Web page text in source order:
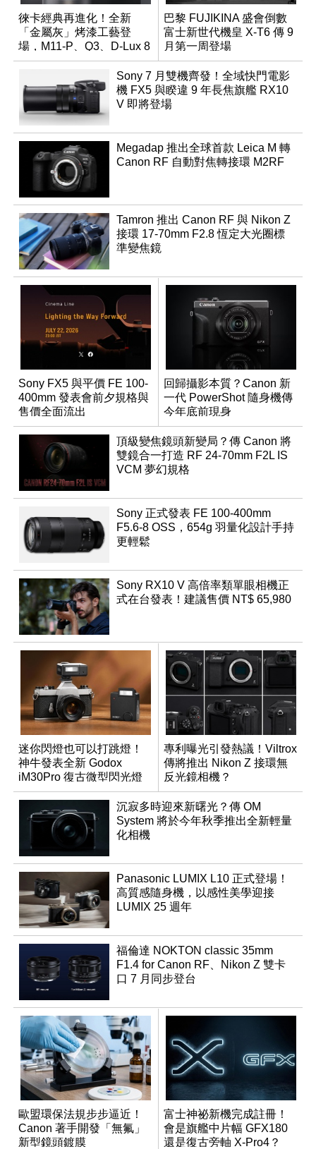
徠卡經典再進化！全新
「金屬灰」烤漆工藝登
場，M11-P、Q3、D-Lux 8
領銜換裝
巴黎 FUJIKINA 盛會倒數
富士新世代機皇 X-T6 傳 9
月第一周登場
Sony 7 月雙機齊發！全域快門電影
機 FX5 與睽違 9 年長焦旗艦 RX10
V 即將登場
Megadap 推出全球首款 Leica M 轉
Canon RF 自動對焦轉接環 M2RF
Tamron 推出 Canon RF 與 Nikon Z
接環 17-70mm F2.8 恆定大光圈標
準變焦鏡
Sony FX5 與平價 FE 100-
400mm 發表會前夕規格與
售價全面流出
回歸攝影本質？Canon 新
一代 PowerShot 隨身機傳
今年底前現身
頂級變焦鏡頭新變局？傳 Canon 將
雙鏡合一打造 RF 24-70mm F2L IS
VCM 夢幻規格
Sony 正式發表 FE 100-400mm
F5.6-8 OSS，654g 羽量化設計手持
更輕鬆
Sony RX10 V 高倍率類單眼相機正
式在台發表！建議售價 NT$ 65,980
迷你閃燈也可以打跳燈！
神牛發表全新 Godox
iM30Pro 復古微型閃光燈
專利曝光引發熱議！Viltrox
傳將推出 Nikon Z 接環無
反光鏡相機？
沉寂多時迎來新曙光？傳 OM
System 將於今年秋季推出全新輕量
化相機
Panasonic LUMIX L10 正式登場！
高質感隨身機，以感性美學迎接
LUMIX 25 週年
福倫達 NOKTON classic 35mm
F1.4 for Canon RF、Nikon Z 雙卡
口 7 月同步登台
歐盟環保法規步步逼近！
Canon 著手開發「無氟」
新型鏡頭鍍膜
富士神祕新機完成註冊！
會是旗艦中片幅 GFX180
還是復古旁軸 X-Pro4？